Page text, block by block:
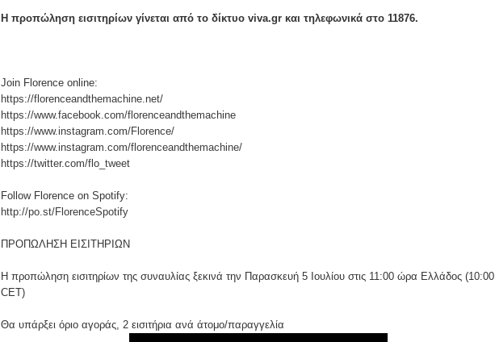
Η προπώληση εισιτηρίων γίνεται από το δίκτυο viva.gr και τηλεφωνικά στο 11876.
Join Florence online:
https://florenceandthemachine.net/
https://www.facebook.com/florenceandthemachine
https://www.instagram.com/Florence/
https://www.instagram.com/florenceandthemachine/
https://twitter.com/flo_tweet
Follow Florence on Spotify:
http://po.st/FlorenceSpotify
ΠΡΟΠΩΛΗΣΗ ΕΙΣΙΤΗΡΙΩΝ
Η προπώληση εισιτηρίων της συναυλίας ξεκινά την Παρασκευή 5 Ιουλίου στις 11:00 ώρα Ελλάδος (10:00
CET)
Θα υπάρξει όριο αγοράς, 2 εισιτήρια ανά άτομο/παραγγελία